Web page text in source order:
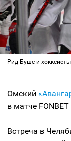
Рид Буше и
Омский
в матче
Встреча в